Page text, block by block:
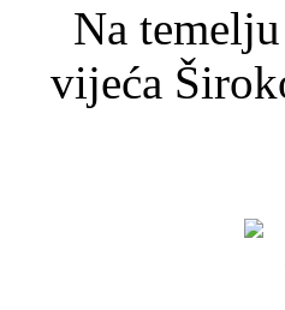
Na
vijeća